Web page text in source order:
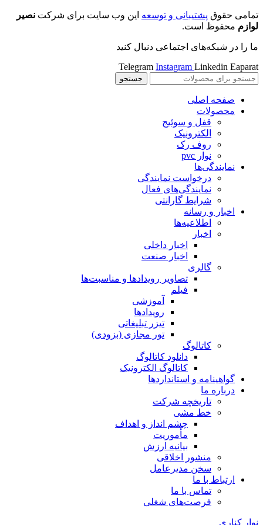
تمامی حقوق پشتیبانی و توسعه این وب سایت برای شرکت نصیر
لوازم محفوظ است.
ما را در شبکه‌های اجتماعی دنبال کنید
Telegram Instagram Linkedin Eaparat
جستجو
صفحه اصلی
محصولات
قفل و سوئیج
الکترونیک
روف رک
نوار pvc
نمایندگی‌ها
درخواست نمایندگی
نمایندگی‌های فعال
شرایط گارانتی
اخبار و رسانه
اطلاعیه‌ها
اخبار
اخبار داخلی
اخبار صنعت
گالری
تصاویر رویدادها و مناسبت‌ها
فیلم
آموزشی
رویدادها
تیزر تبلیغاتی
تور مجازی (بزودی)
کاتالوگ
دانلود کاتالوگ
کاتالوگ الکترونیک
گواهینامه و استانداردها
درباره ما
تاریخچه شرکت
خط مشی
چشم انداز و اهداف
مأموریت
بیانیه ارزش
منشور اخلاقی
سخن مدیرعامل
ارتباط با ما
تماس با ما
فرصت‌های شغلی
نوار کناری